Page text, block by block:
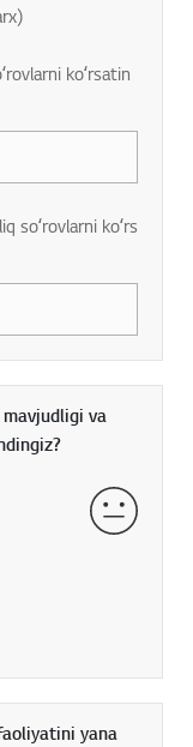
koʻrsatin
soʻrovlarni koʻrs
va
yana